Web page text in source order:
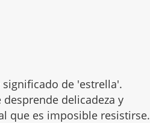
de 'estrella'.
delicadeza y
que es imposible resistirse.